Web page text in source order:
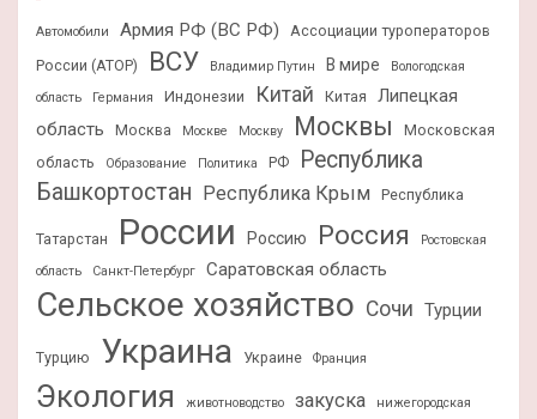
Автомобили Армия РФ (ВС РФ)
Ассоциации туроператоров
России (АТОР)
ВСУ Владимир Путин В мире
Вологодская
область
Германия Индонезии Китай Китая
Липецкая
область
Москва Москве Москву Москвы
Московская
область
Образование Политика РФ
Республика
Башкортостан Республика Крым Республика
Татарстан России Россию Россия
Ростовская
область
Санкт-Петербург Саратовская область
Сельское хозяйство Сочи Турции
Турцию Украина Украине Франция
Экология животноводство закуска нижегородская